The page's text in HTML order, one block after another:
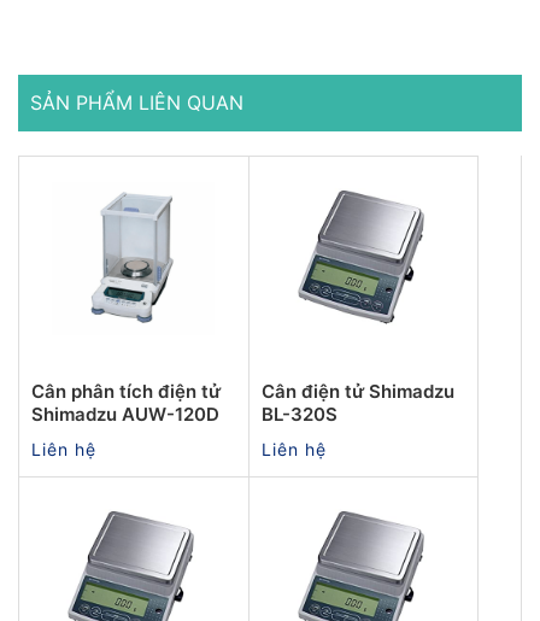
SẢN PHẨM LIÊN QUAN
Cân phân tích điện tử
Shimadzu AUW-120D
Liên hệ
Cân điện tử Shimadzu
BL-320S
Liên hệ